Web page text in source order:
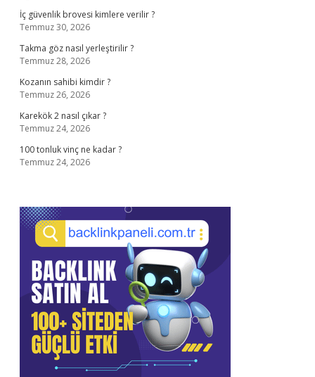
İç güvenlik brovesi kimlere verilir ?
Temmuz 30, 2026
Takma göz nasıl yerleştirilir ?
Temmuz 28, 2026
Kozanın sahibi kimdir ?
Temmuz 26, 2026
Karekök 2 nasıl çıkar ?
Temmuz 24, 2026
100 tonluk vinç ne kadar ?
Temmuz 24, 2026